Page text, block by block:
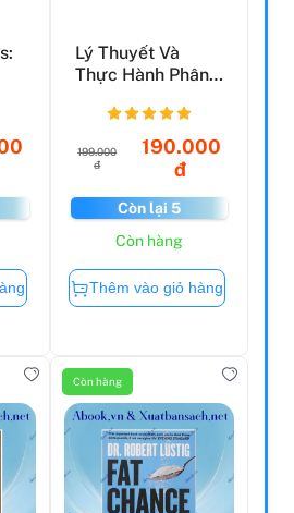
Lý Thuyết Và
Thực Hành Phân
Chính
199.000
đ
190.000
đ
Còn lại 5
Còn hàng
Thêm vào giỏ hàng
Còn hàng